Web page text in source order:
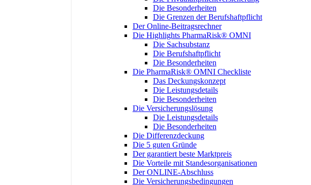
Die Besonderheiten
Die Grenzen der Berufshaftpflicht
Der Online-Beitragsrechner
Die Highlights PharmaRisk® OMNI
Die Sachsubstanz
Die Berufshaftpflicht
Die Besonderheiten
Die PharmaRisk® OMNI Checkliste
Das Deckungskonzept
Die Leistungsdetails
Die Besonderheiten
Die Versicherungslösung
Die Leistungsdetails
Die Besonderheiten
Die Differenzdeckung
Die 5 guten Gründe
Der garantiert beste Marktpreis
Die Vorteile mit Standesorganisationen
Der ONLINE-Abschluss
Die Versicherungsbedingungen